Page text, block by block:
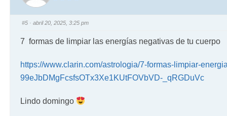
#5 · abril 20, 2025, 3:25 pm
7 formas de limpiar las energías negativas de tu cuerpo
https://www.clarin.com/astrologia/7-formas-limpiar-
99eJbDMgFcsfsOTx3Xe1KUtFOVbVD-_qRGDuVc
Lindo domingo